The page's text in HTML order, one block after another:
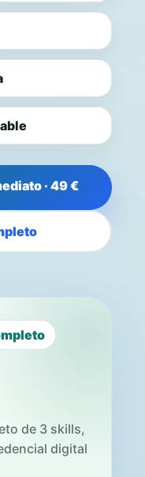
· 49 €
de 3 skills,
digital